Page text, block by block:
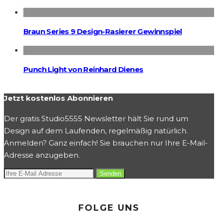
Braun Series 9 Design-Rasierer Gewinnspiel
Punch Light von Reinhard Dienes
Jetzt kostenlos Abonnieren
Der gratis Studio5555 Newsletter hält Sie rund um
Design auf dem Laufenden, regelmäßig natürlich.
Anmelden? Ganz einfach! Sie brauchen nur Ihre E-Mail-
Adresse anzugeben.
FOLGE UNS